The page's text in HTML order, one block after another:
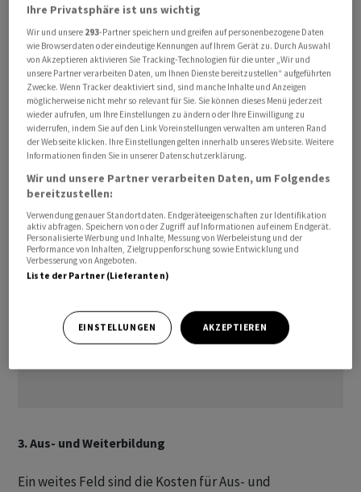
2. Privater Arbeitsraum
Pauschal können bis zu 4000 Franken "für die Ausübung
des Berufes erforderliche Kosten" bei den
Berufsauslagen angegeben werden. Alternativ sind
effektive Kosten möglich, zum Beispiel für ein
Arbeitszimmer zu Hause. Dazu sind allerdings ein
Bedarfsnachweis und eine Bestätigung des
Arbeitgebers notwendig.
3. Aus- und Weiterbildung
Ein weites Feld sind die Kosten für Aus- und
Ihre Privatsphäre ist uns wichtig
Wir und unsere 293-Partner speichern und greifen auf personenbezogene Daten
wie Browserdaten oder eindeutige Kennungen auf Ihrem Gerät zu. Durch Auswahl
von Akzeptieren aktivieren Sie Tracking-Technologien für die unter „Wir und
unsere Partner verarbeiten Daten, um Ihnen Dienste bereitzustellen“ aufgeführten
Zwecke. Wenn Tracker deaktiviert sind, sind manche Inhalte und Anzeigen
möglicherweise nicht mehr so relevant für Sie. Sie können dieses Menü jederzeit
wieder aufrufen, um Ihre Einstellungen zu ändern oder Ihre Einwilligung zu
widerrufen, indem Sie auf den Link Voreinstellungen verwalten am unteren Rand
der Webseite klicken. Ihre Einstellungen gelten innerhalb unseres Website. Weitere
Informationen finden Sie in unserer Datenschutzerklärung.
Wir und unsere Partner verarbeiten Daten, um Folgendes
bereitzustellen:
Verwendung genauer Standortdaten. Endgeräteeigenschaften zur Identifikation
aktiv abfragen. Speichern von oder Zugriff auf Informationen auf einem Endgerät.
Personalisierte Werbung und Inhalte, Messung von Werbeleistung und der
Performance von Inhalten, Zielgruppenforschung sowie Entwicklung und
Verbesserung von Angeboten.
Liste der Partner (Lieferanten)
EINSTELLUNGEN AKZEPTIEREN